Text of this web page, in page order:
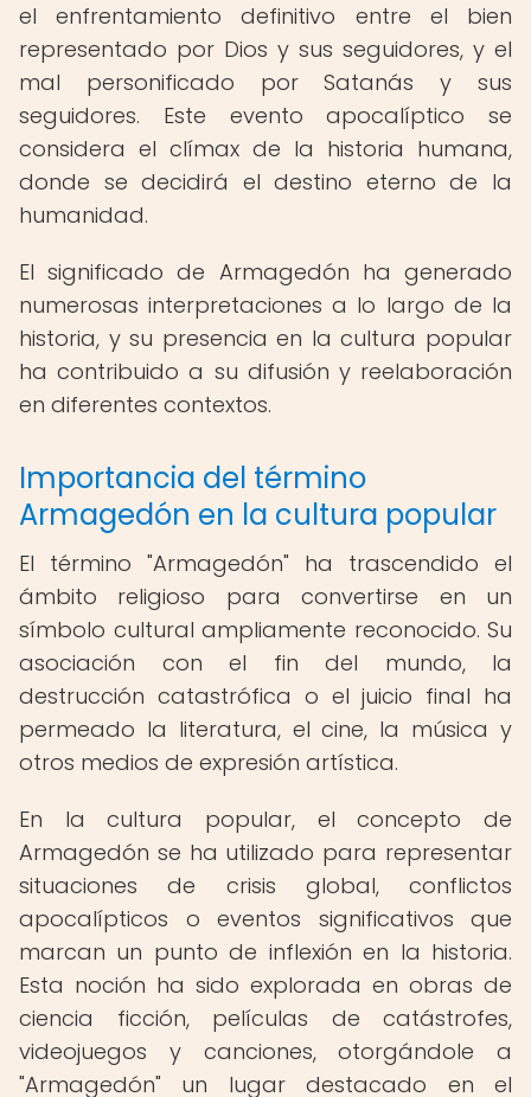
el enfrentamiento definitivo entre el bien
representado por Dios y sus seguidores, y el
mal personificado por Satanás y sus
seguidores. Este evento apocalíptico se
considera el clímax de la historia humana,
donde se decidirá el destino eterno de la
humanidad.
El significado de Armagedón ha generado
numerosas interpretaciones a lo largo de la
historia, y su presencia en la cultura popular
ha contribuido a su difusión y reelaboración
en diferentes contextos.
Importancia del término
Armagedón en la cultura popular
El término "Armagedón" ha trascendido el
ámbito religioso para convertirse en un
símbolo cultural ampliamente reconocido. Su
asociación con el fin del mundo, la
destrucción catastrófica o el juicio final ha
permeado la literatura, el cine, la música y
otros medios de expresión artística.
En la cultura popular, el concepto de
Armagedón se ha utilizado para representar
situaciones de crisis global, conflictos
apocalípticos o eventos significativos que
marcan un punto de inflexión en la historia.
Esta noción ha sido explorada en obras de
ciencia ficción, películas de catástrofes,
videojuegos y canciones, otorgándole a
"Armagedón" un lugar destacado en el